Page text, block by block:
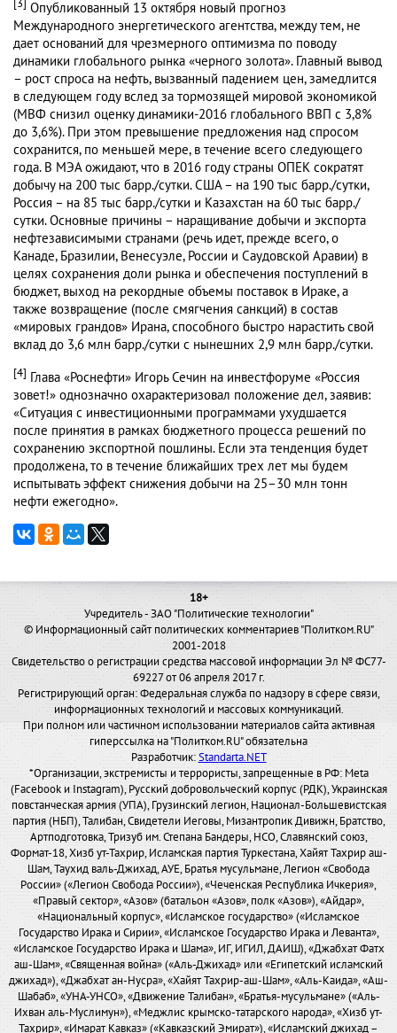
[3] Опубликованный 13 октября новый прогноз
Международного энергетического агентства, между тем, не
дает оснований для чрезмерного оптимизма по поводу
динамики глобального рынка «черного золота». Главный вывод
– рост спроса на нефть, вызванный падением цен, замедлится
в следующем году вслед за тормозящей мировой экономикой
(МВФ снизил оценку динамики-2016 глобального ВВП с 3,8%
до 3,6%). При этом превышение предложения над спросом
сохранится, по меньшей мере, в течение всего следующего
года. В МЭА ожидают, что в 2016 году страны ОПЕК сократят
добычу на 200 тыс барр./сутки. США – на 190 тыс барр./сутки,
Россия – на 85 тыс барр./сутки и Казахстан на 60 тыс барр./
сутки. Основные причины – наращивание добычи и экспорта
нефтезависимыми странами (речь идет, прежде всего, о
Канаде, Бразилии, Венесуэле, России и Саудовской Аравии) в
целях сохранения доли рынка и обеспечения поступлений в
бюджет, выход на рекордные объемы поставок в Ираке, а
также возвращение (после смягчения санкций) в состав
«мировых грандов» Ирана, способного быстро нарастить свой
вклад до 3,6 млн барр./сутки с нынешних 2,9 млн барр./сутки.
[4] Глава «Роснефти» Игорь Сечин на инвестфоруме «Россия
зовет!» однозначно охарактеризовал положение дел, заявив:
«Ситуация с инвестиционными программами ухудшается
после принятия в рамках бюджетного процесса решений по
сохранению экспортной пошлины. Если эта тенденция будет
продолжена, то в течение ближайших трех лет мы будем
испытывать эффект снижения добычи на 25–30 млн тонн
нефти ежегодно».
18+
Учредитель - ЗАО "Политические технологии"
© Информационный сайт политических комментариев "Политком.RU"
2001-2018
Свидетельство о регистрации средства массовой информации Эл № ФС77-
69227 от 06 апреля 2017 г.
Регистрирующий орган: Федеральная служба по надзору в сфере связи,
информационных технологий и массовых коммуникаций.
При полном или частичном использовании материалов сайта активная
гиперссылка на "Политком.RU" обязательна
Разработчик:Standarta.NET
*Организации, экстремисты и террористы, запрещенные в РФ: Meta
(Facebook и Instagram), Русский добровольческий корпус (РДК), Украинская
повстанческая армия (УПА), Грузинский легион, Национал-Большевистская
партия (НБП), Талибан, Свидетели Иеговы, Мизантропик Дивижн, Братство,
Артподготовка, Тризуб им. Степана Бандеры, НСО, Славянский союз,
Формат-18, Хизб ут-Тахрир, Исламская партия Туркестана, Хайят Тахрир аш-
Шам, Таухид валь-Джихад, АУЕ, Братья мусульмане, Легион «Свобода
России» («Легион Свобода России»), «Чеченская Республика Ичкерия»,
«Правый сектор», «Азов» (батальон «Азов», полк «Азов»), «Айдар»,
«Национальный корпус», «Исламское государство» («Исламское
Государство Ирака и Сирии», «Исламское Государство Ирака и Леванта»,
«Исламское Государство Ирака и Шама», ИГ, ИГИЛ, ДАИШ), «Джабхат Фатх
аш-Шам», «Священная война» («Аль-Джихад» или «Египетский исламский
джихад»), «Джабхат ан-Нусра», «Хайят Тахрир-аш-Шам», «Аль-Каида», «Аш-
Шабаб», «УНА-УНСО», «Движение Талибан», «Братья-мусульмане» («Аль-
Ихван аль-Муслимун»), «Меджлис крымско-татарского народа», «Хизб ут-
Тахрир», «Имарат Кавказ» («Кавказский Эмират»), «Исламский джихад –